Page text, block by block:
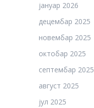
јануар 2026
децембар 2025
новембар 2025
октобар 2025
септембар 2025
август 2025
јул 2025